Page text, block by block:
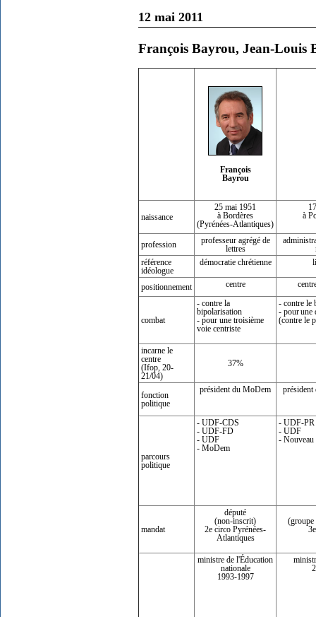
12 mai 2011
François Bayrou, Jean-Louis
François
Bayrou
naissance
25 mai 1951
à Bordères
(Pyrénées-Atlantiques)
à
profession
professeur agrégé de
lettres
référence
idéologue
démocratie chrétienne
positionnement centre
combat
- contre la
bipolarisation
- pour une troisième
voie centriste
- contre le
- pour.une
(contre le
incarne le
centre
(Ifop, 20-
21/04)
37%
fonction
politique
président du MoDem président
parcours
politique
- UDF-CDS
- UDF-FD
- UDF
- MoDem
- UDF-PR
- UDF
- Nouveau
mandat
député
(non-inscrit)
2e circo Pyrénées-
Atlantiques
(groupe
ministre de l'Éducation
nationale
1993-1997